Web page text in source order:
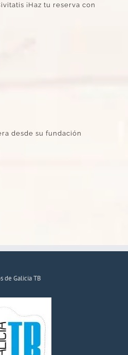
¡Haz tu reserva con
desde su fundación
de Galicia TB